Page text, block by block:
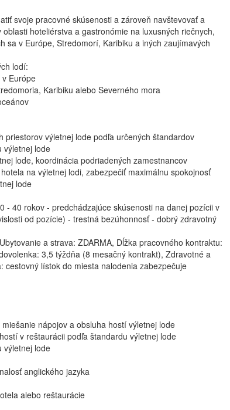
svoje pracovné skúsenosti a zároveň navštevovať a
hoteliérstva a gastronómie na luxusných riečnych,
sa v Európe, Stredomorí, Karibiku a iných zaujímavých
lodí:
Európe
Karibiku alebo Severného mora
priestorov výletnej lode podľa určených štandardov
výletnej lode
lode, koordinácia podriadených zamestnancov
na výletnej lodi, zabezpečiť maximálnu spokojnosť
lode
- 40 rokov - predchádzajúce skúsenosti na danej pozícii v
od pozície) - trestná bezúhonnosť - dobrý zdravotný
a strava: ZDARMA, Dĺžka pracovného kontraktu:
3,5 týždňa (8 mesačný kontrakt), Zdravotné a
lístok do miesta nalodenia zabezpečuje
nápojov a obsluha hostí výletnej lode
v reštaurácii podľa štandardu výletnej lode
výletnej lode
anglického jazyka
alebo reštaurácie